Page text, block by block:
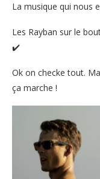
La musique qui nous
Les Rayban sur le
✔️
Ok on checke tout.
ça marche !